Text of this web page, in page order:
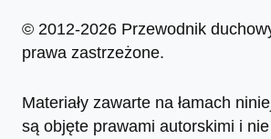
© 2012-2026 Przewodnik
prawa zastrzeżone.
Materiały zawarte na łamach
są objęte prawami autorskimi i